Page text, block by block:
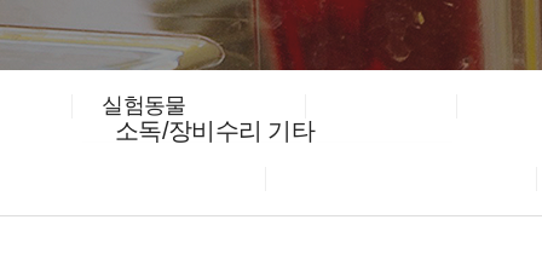
소독/장비수리 기타
실험동물